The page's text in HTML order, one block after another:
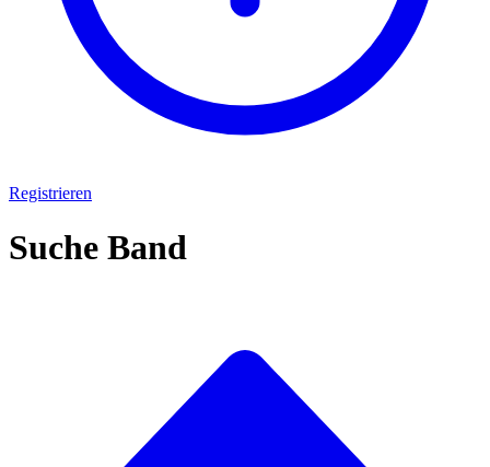
Registrieren
Suche Band